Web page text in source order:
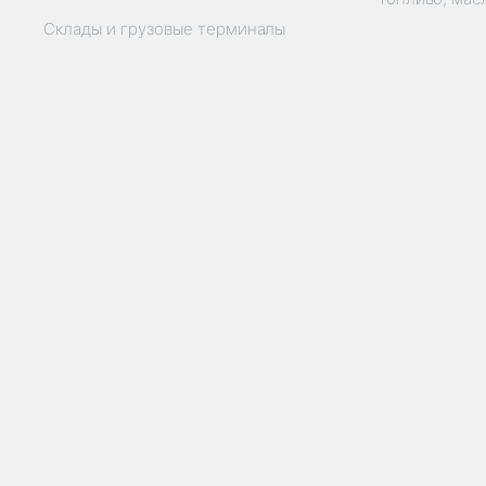
Склады и грузовые терминалы